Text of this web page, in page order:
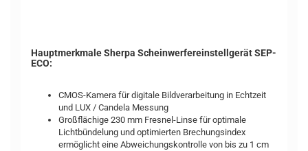
Hauptmerkmale Sherpa Scheinwerfereinstellgerät SEP-
ECO:
CMOS-Kamera für digitale Bildverarbeitung in Echtzeit
und LUX / Candela Messung
Großflächige 230 mm Fresnel-Linse für optimale
Lichtbündelung und optimierten Brechungsindex
ermöglicht eine Abweichungskontrolle von bis zu 1 cm